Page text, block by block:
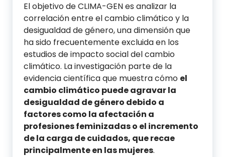
El objetivo de CLIMA-GEN es analizar la
correlación entre el cambio climático y la
desigualdad de género, una dimensión que
ha sido frecuentemente excluida en los
estudios de impacto social del cambio
climático. La investigación parte de la
evidencia científica que muestra cómo el
cambio climático puede agravar la
desigualdad de género debido a
factores como la afectación a
profesiones feminizadas o el incremento
de la carga de cuidados, que recae
principalmente en las mujeres.